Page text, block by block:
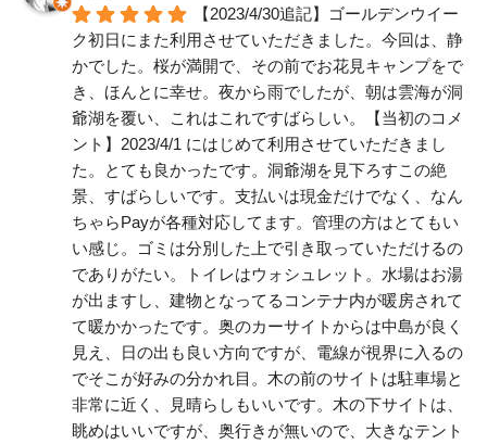
【2023/4/30追記】ゴールデンウイー
ク初日にまた利用させていただきました。今回は、静
かでした。桜が満開で、その前でお花見キャンプをで
き、ほんとに幸せ。夜から雨でしたが、朝は雲海が洞
爺湖を覆い、これはこれですばらしい。【当初のコメ
ント】2023/4/1 にはじめて利用させていただきまし
た。とても良かったです。洞爺湖を見下ろすこの絶
景、すばらしいです。支払いは現金だけでなく、なん
ちゃらPayが各種対応してます。管理の方はとてもい
い感じ。ゴミは分別した上で引き取っていただけるの
でありがたい。トイレはウォシュレット。水場はお湯
が出ますし、建物となってるコンテナ内が暖房されて
て暖かかったです。奥のカーサイトからは中島が良く
見え、日の出も良い方向ですが、電線が視界に入るの
でそこが好みの分かれ目。木の前のサイトは駐車場と
非常に近く、見晴らしもいいです。木の下サイトは、
眺めはいいですが、奥行きが無いので、大きなテント